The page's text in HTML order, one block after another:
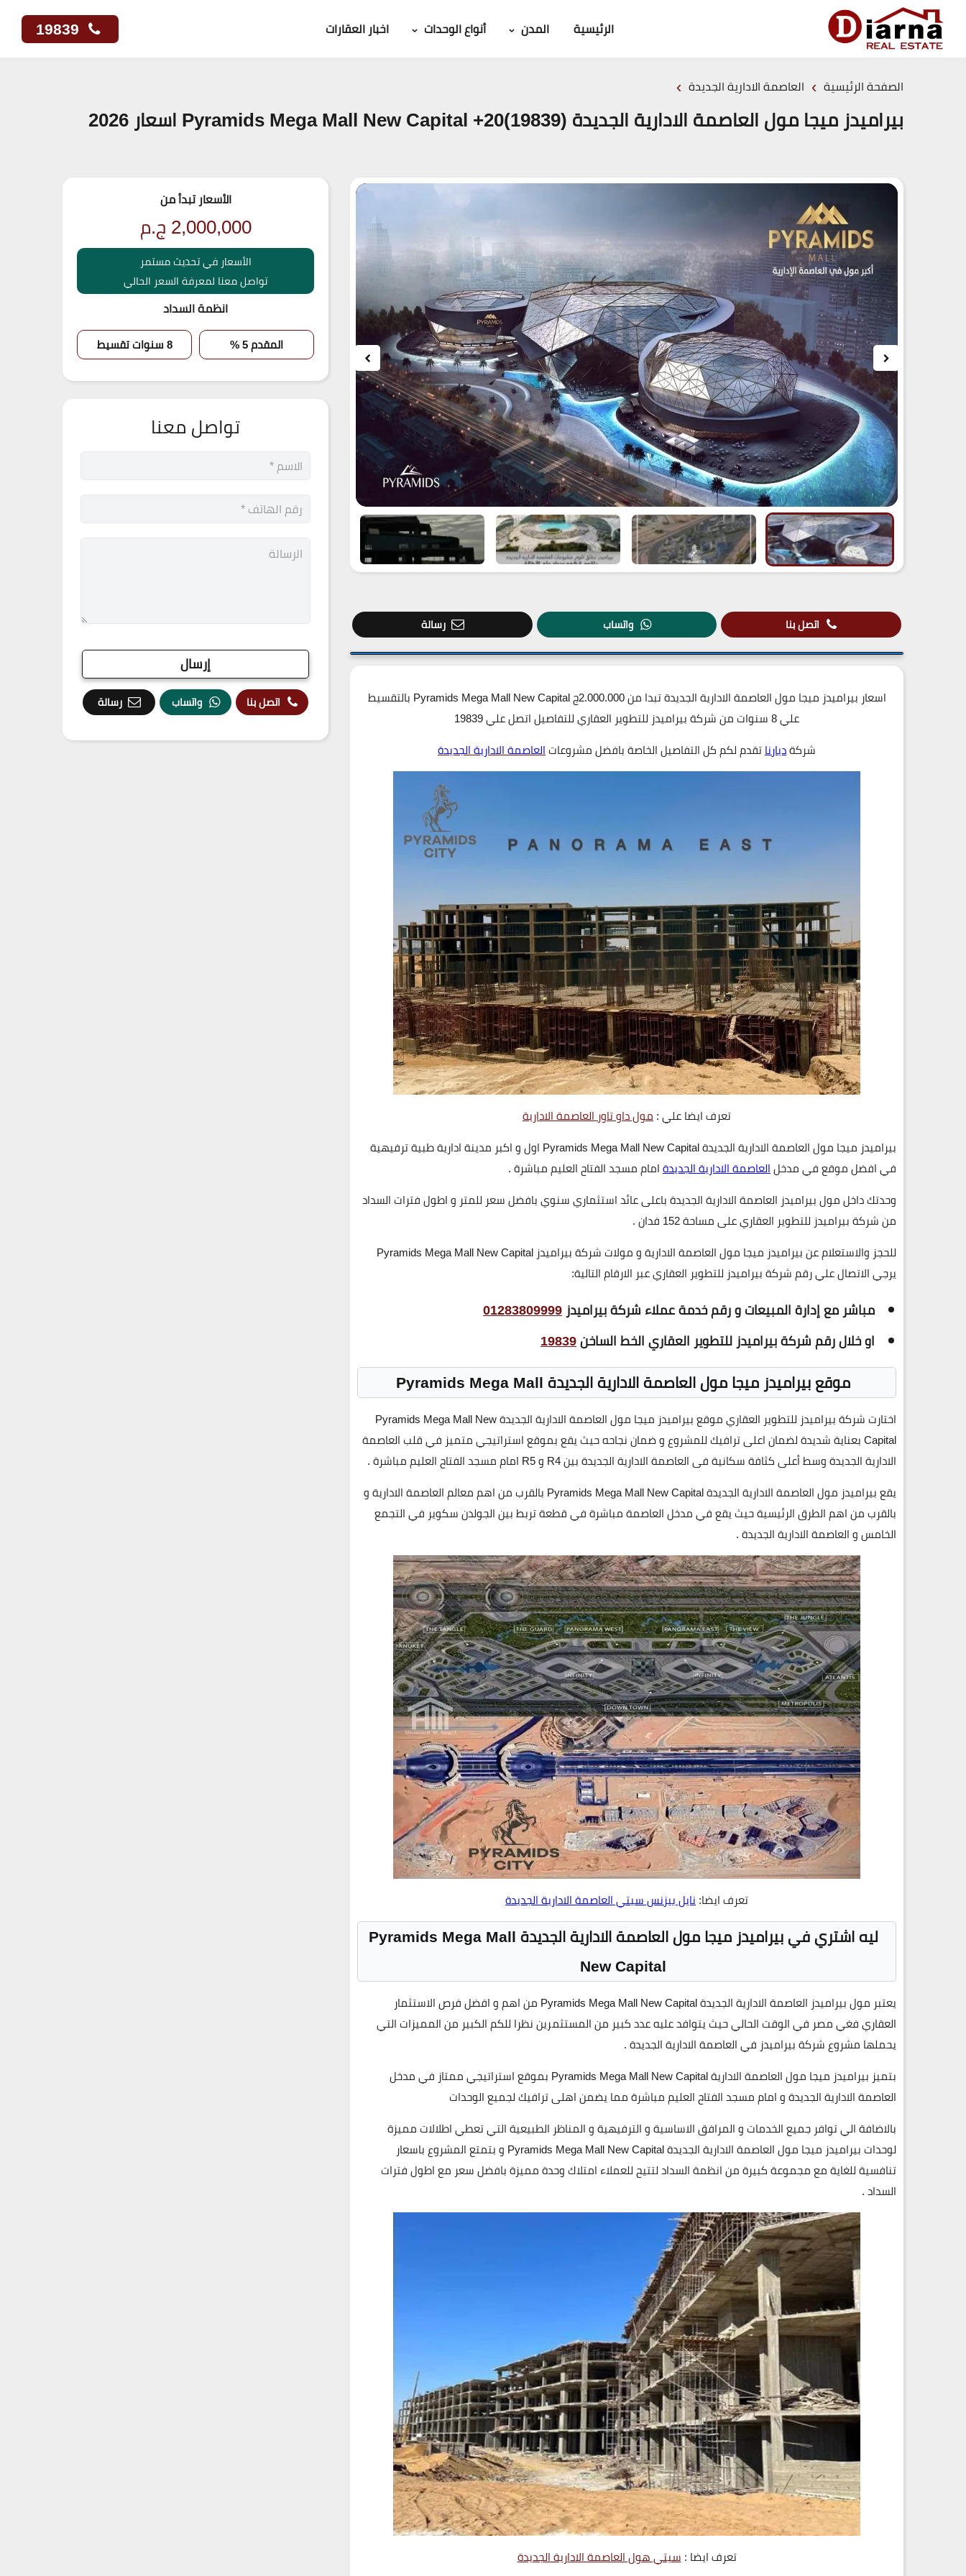
الرئيسية المدن أنواع الوحدات اخبار العقارات
الصفحة الرئيسية › العاصمة الادارية الجديدة ›
بيراميدز ميجا مول العاصمة الادارية الجديدة (19839)20+ Pyramids Mega Mall New Capital اسعار 2026
اتصل بنا واتساب رسالة
اسعار بيراميدز ميجا مول العاصمة الادارية الجديدة تبدا من 2.000.000ج Pyramids Mega Mall New Capital بالتقسيط
علي 8 سنوات من شركة بيراميدز للتطوير العقاري للتفاصيل اتصل علي 19839
شركةديارناتقدم لكم كل التفاصيل الخاصة بافضل مشروعاتالعاصمة الادارية الجديدة
تعرف ايضا علي :مول داو تاور العاصمة الادارية
بيراميدز ميجا مول العاصمة الادارية الجديدة Pyramids Mega Mall New Capital اول و اكبر مدينة ادارية طبية ترفيهية
في افضل موقع في مدخلالعاصمة الادارية الجديدةامام مسجد الفتاح العليم مباشرة .
وحدتك داخل مول بيراميدز العاصمة الادارية الجديدة باعلى عائد استثماري سنوي بافضل سعر للمتر و اطول فترات السداد
من شركة بيراميدز للتطوير العقاري على مساحة152 فدان .
للحجز والاستعلام عن بيراميدز ميجا مول العاصمة الادارية و مولات شركة بيراميدز Pyramids Mega Mall New Capital
يرجي الاتصال علي رقم شركة بيراميدز للتطوير العقاري عبر الارقام التالية:
مباشر مع إدارة المبيعات و رقم خدمة عملاء شركة بيراميدز01283809999
او خلال رقم شركة بيراميدز للتطوير العقاري الخط الساخن19839
موقع بيراميدز ميجا مول العاصمة الادارية الجديدةPyramids Mega Mall
اختارت شركة بيراميدز للتطوير العقاري موقع بيراميدز ميجا مول العاصمة الادارية الجديدة Pyramids Mega Mall New
Capital بعناية شديدة لضمان اعلى ترافيك للمشروع و ضمان نجاحه حيث يقع بموقع استراتيجي متميز في قلب العاصمة
الادارية الجديدة وسط أعلى كثافة سكانية فى العاصمة الادارية الجديدة بين R4 و R5 امام مسجد الفتاح العليم مباشرة .
يقع بيراميدز مول العاصمة الادارية الجديدة Pyramids Mega Mall New Capital بالقرب من اهم معالم العاصمة الادارية و
بالقرب من اهم الطرق الرئيسية حيث يقع في مدخل العاصمة مباشرة في قطعة تربط بين الجولدن سكوير في التجمع
الخامس و العاصمة الادارية الجديدة .
تعرف ايضا:نايل بيزنس سيتي العاصمة الادارية الجديدة
ليه اشتري في بيراميدز ميجا مول العاصمة الادارية الجديدةPyramids Mega Mall
New Capital
يعتبر مول بيراميدز العاصمة الادارية الجديدة Pyramids Mega Mall New Capital من اهم و افضل فرص الاستثمار
العقاري فغي مصر في الوقت الحالي حيث يتوافد عليه عدد كبير من المستثمرين نظرا للكم الكبير من المميزات التي
يحملها مشروع شركة بيراميدز في العاصمة الادارية الجديدة .
بتميز بيراميدز ميجا مول العاصمة الادارية Pyramids Mega Mall New Capital بموقع استراتيجي ممتاز في مدخل
العاصمة الادارية الجديدة و امام مسجد الفتاح العليم مباشرة مما يضمن اهلى ترافيك لجميع الوحدات
بالاضافة الي توافر جميع الخدمات و المرافق الاساسية و الترفيهية و المناظر الطبيعية التي تعطي اطلالات مميزة
لوحدات بيراميدز ميجا مول العاصمة الادارية الجديدة Pyramids Mega Mall New Capital و بتمتع المشروع باسعار
تنافسية للغاية مع مجموعة كبيرة من انظمة السداد لتتيح للعملاء امتلاك وحدة مميزة بافضل سعر مع اطول فترات
السداد .
تعرف ايضا :سيتي هول العاصمة الادارية الجديدة
الأسعار تبدأ من
2,000,000ج.م
الأسعار في تحديث مستمر
تواصل معنا لمعرفة السعر الحالي
انظمة السداد
المقدم 5 % 8 سنوات تقسيط
تواصل معنا
اتصل بنا واتساب رسالة